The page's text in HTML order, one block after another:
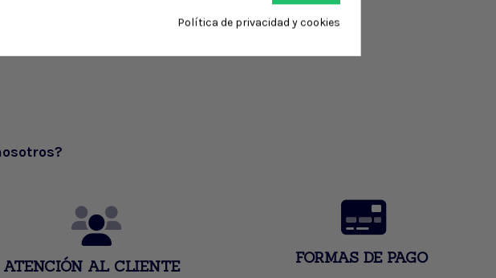
ATENCIÓN AL CLIENTE FORMAS DE PAGO
Política de privacidad y cookies